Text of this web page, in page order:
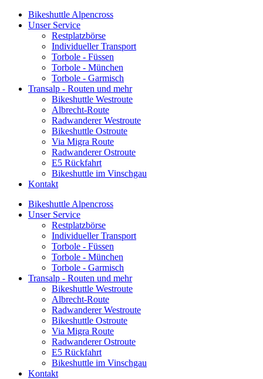
Bikeshuttle Alpencross
Unser Service
Restplatzbörse
Individueller Transport
Torbole - Füssen
Torbole - München
Torbole - Garmisch
Transalp - Routen und mehr
Bikeshuttle Westroute
Albrecht-Route
Radwanderer Westroute
Bikeshuttle Ostroute
Via Migra Route
Radwanderer Ostroute
E5 Rückfahrt
Bikeshuttle im Vinschgau
Kontakt
Bikeshuttle Alpencross
Unser Service
Restplatzbörse
Individueller Transport
Torbole - Füssen
Torbole - München
Torbole - Garmisch
Transalp - Routen und mehr
Bikeshuttle Westroute
Albrecht-Route
Radwanderer Westroute
Bikeshuttle Ostroute
Via Migra Route
Radwanderer Ostroute
E5 Rückfahrt
Bikeshuttle im Vinschgau
Kontakt